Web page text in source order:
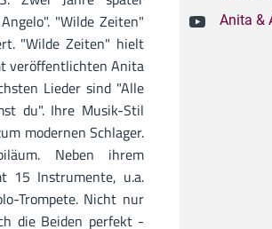
"Wilde Zeiten"
"Wilde Zeiten" hielt
veröffentlichten Anita
Lieder sind "Alle
du". Ihre Musik-Stil
modernen Schlager.
Neben ihrem
15 Instrumente, u.a.
Trompete. Nicht nur
die Beiden perfekt -
Anita &